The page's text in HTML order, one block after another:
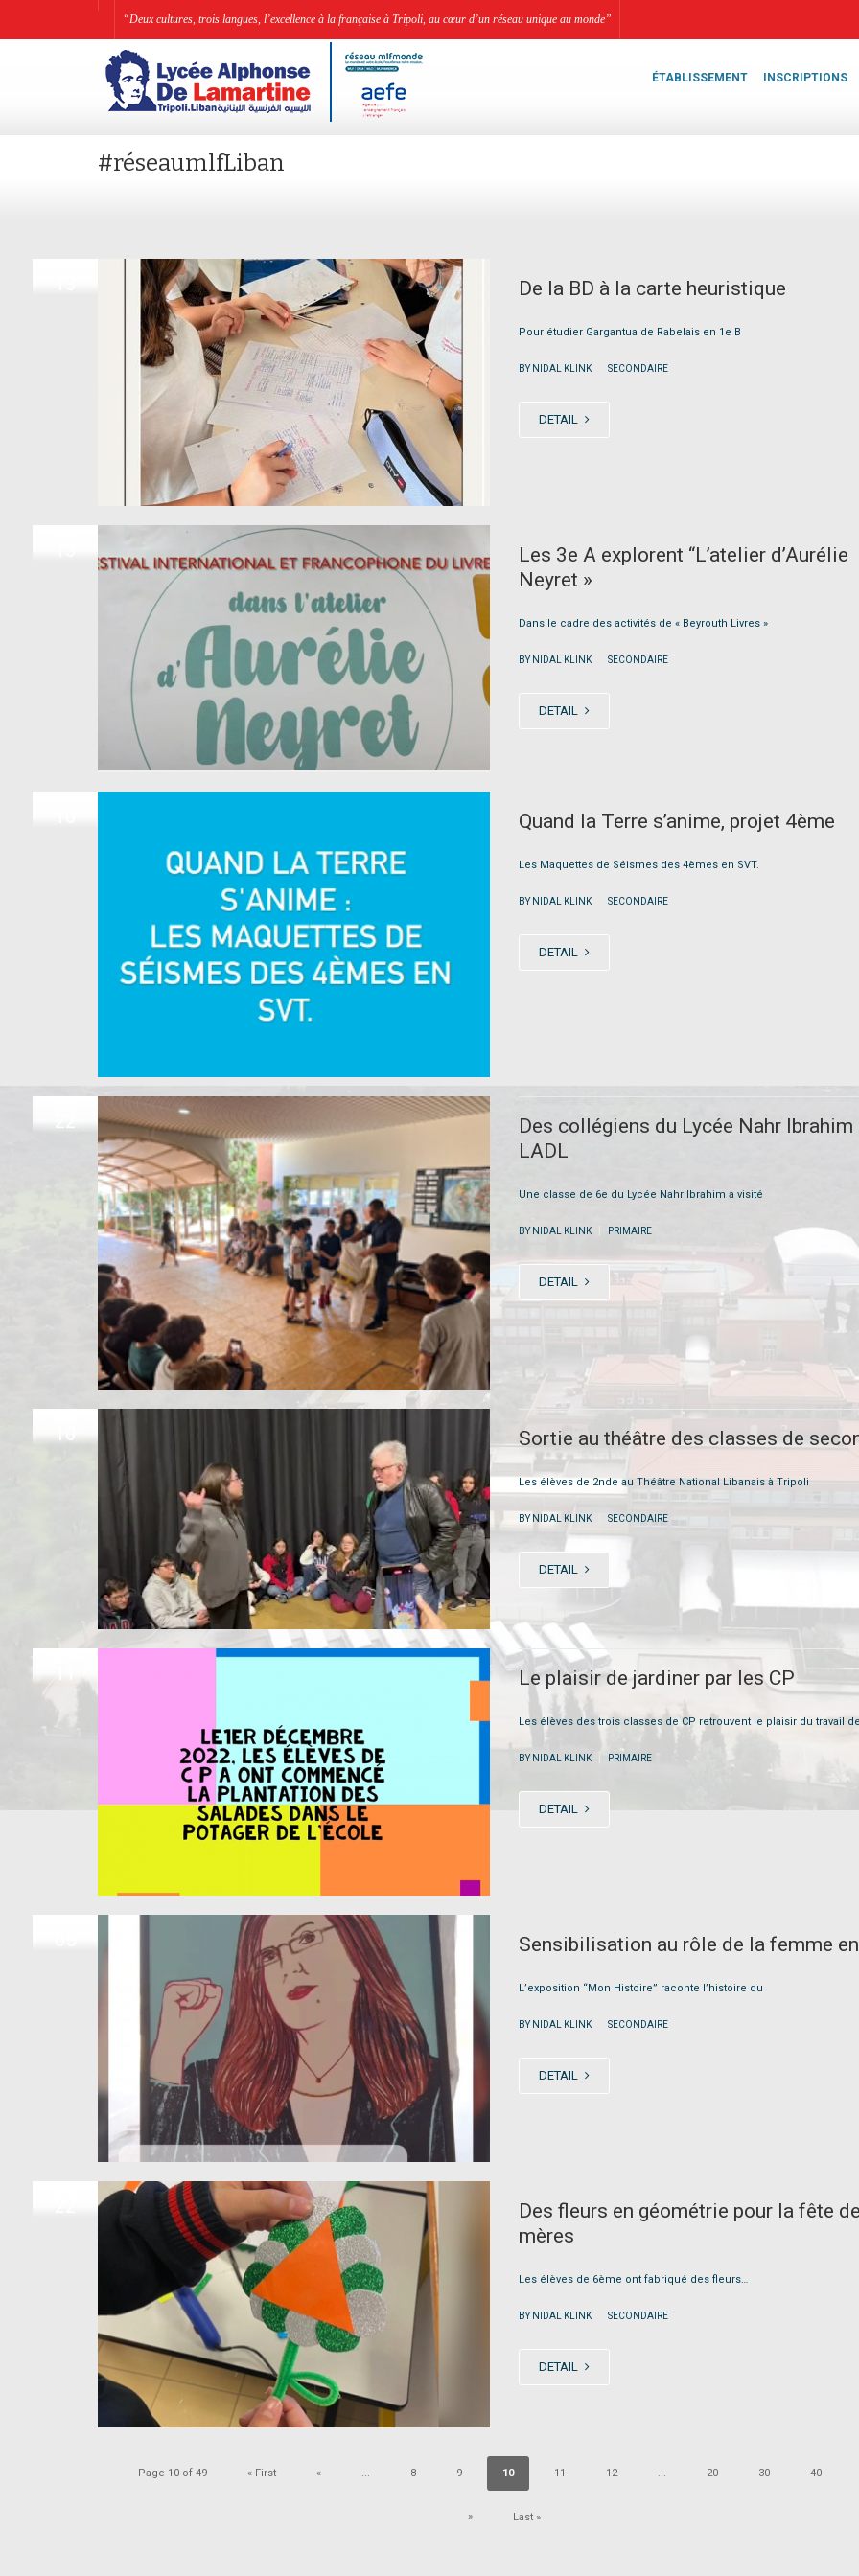
“Deux cultures, trois langues, l’excellence à la française à Tripoli, au cœur d’un réseau unique au monde”
ÉTABLISSEMENT INSCRIPTIONS
#réseaumlfLiban
De la BD à la carte heuristique
Pour étudier Gargantua de Rabelais en 1e B
BY NIDAL KLINK SECONDAIRE
DETAIL
Les 3e A explorent “L’atelier d’Aurélie
Neyret »
Dans le cadre des activités de « Beyrouth Livres »
BY NIDAL KLINK SECONDAIRE
DETAIL
Quand la Terre s’anime, projet 4ème
Les Maquettes de Séismes des 4èmes en SVT.
BY NIDAL KLINK SECONDAIRE
DETAIL
Des collégiens du Lycée Nahr Ibrahim
LADL
Une classe de 6e du Lycée Nahr Ibrahim a visité
BY NIDAL KLINK PRIMAIRE
DETAIL
10 Sortie au théâtre des classes de
Les élèves de 2nde au Théâtre National Libanais à Tripoli
BY NIDAL KLINK SECONDAIRE
DETAIL
Le plaisir de jardiner par les CP
Les élèves des trois classes de CP retrouvent le plaisir du travail
BY NIDAL KLINK PRIMAIRE
DETAIL
Sensibilisation au rôle de la femme
L’exposition “Mon Histoire” raconte l’histoire du
BY NIDAL KLINK SECONDAIRE
DETAIL
Des fleurs en géométrie pour la fête
mères
Les élèves de 6ème ont fabriqué des fleurs…
BY NIDAL KLINK SECONDAIRE
DETAIL
Page 10 of 49 « First « ... 8 9 10 11 12 ... 20 30 40
» Last »